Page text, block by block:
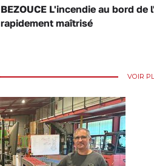
BEZOUCE L'incendie au bord de
rapidement maîtrisé
VOIR